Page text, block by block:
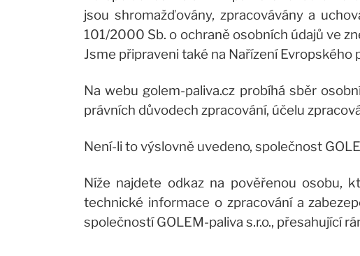
jsou shromažďovány, zpracovávány a
101/2000 Sb. o ochraně osobních údajů ve
Jsme připraveni také na Nařízení Evropského
Na webu golem-paliva.cz probíhá sběr
právních důvodech zpracování, účelu
Není-li to výslovně uvedeno, společnost
Níže najdete odkaz na pověřenou osobu,
technické informace o zpracování a
společností GOLEM-paliva s.r.o., přesahující